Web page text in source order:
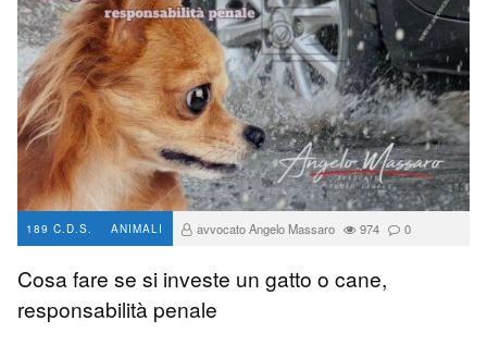
189 C.D.S. ANIMALI avvocato Angelo Massaro 974 0
Cosa fare se si investe un gatto o cane,
responsabilità penale